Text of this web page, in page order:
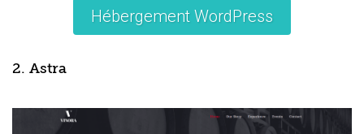
Hébergement WordPress
2. Astra